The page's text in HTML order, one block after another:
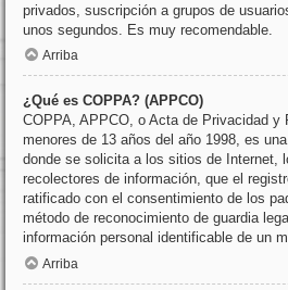
privados, suscripción a grupos de
unos segundos. Es muy recomendable.
Arriba
¿Qué es COPPA? (APPCO)
COPPA, APPCO, o Acta de Privacidad y
menores de 13 años del año 1998, es
donde se solicita a los sitios de Internet,
recolectores de información, que el
ratificado con el consentimiento de los
método de reconocimiento de guardia
información personal identificable de un
Arriba